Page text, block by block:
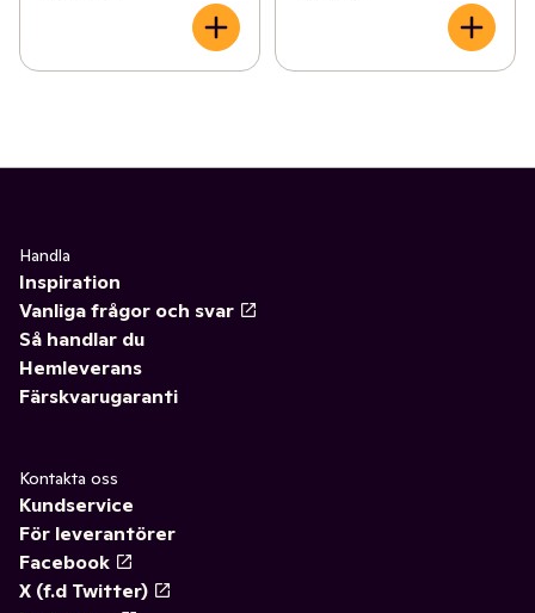
Handla
Inspiration
Vanliga frågor och svar
Så handlar du
Hemleverans
Färskvarugaranti
Kontakta oss
Kundservice
För leverantörer
Facebook
X (f.d Twitter)